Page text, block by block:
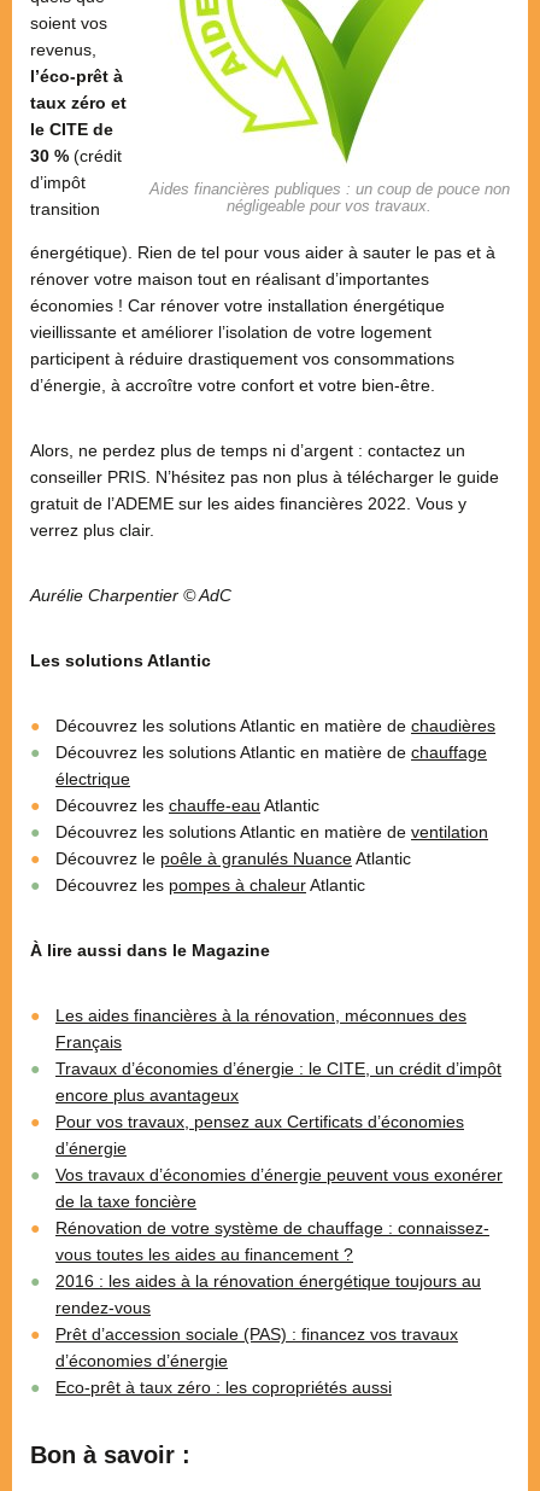
Aides financières publiques : un coup de pouce non
négligeable pour vos travaux.
soient vos
revenus,
l’éco-prêt à
taux zéro et
le CITE de
30 % (crédit
d’impôt
transition
énergétique). Rien de tel pour vous aider à sauter le pas et à
rénover votre maison tout en réalisant d’importantes
économies ! Car rénover votre installation énergétique
vieillissante et améliorer l’isolation de votre logement
participent à réduire drastiquement vos consommations
d’énergie, à accroître votre confort et votre bien-être.
Alors, ne perdez plus de temps ni d’argent : contactez un
conseiller PRIS. N’hésitez pas non plus à télécharger le guide
gratuit de l’ADEME sur les aides financières 2022. Vous y
verrez plus clair.
Aurélie Charpentier © AdC
Les solutions Atlantic
Découvrez les solutions Atlantic en matière de chaudières
Découvrez les solutions Atlantic en matière de chauffage
électrique
Découvrez les chauffe-eau Atlantic
Découvrez les solutions Atlantic en matière de ventilation
Découvrez le poêle à granulés NuanceAtlantic
Découvrez les pompes à chaleurAtlantic
À lire aussi dans le Magazine
Les aides financières à la rénovation, méconnues des
Français
Travaux d’économies d’énergie : le CITE, un crédit d’impôt
encore plus avantageux
Pour vos travaux, pensez aux Certificats d’économies
d’énergie
Vos travaux d’économies d’énergie peuvent vous exonérer
de la taxe foncière
Rénovation de votre système de chauffage : connaissez-
vous toutes les aides au financement ?
2016 : les aides à la rénovation énergétique toujours au
rendez-vous
Prêt d’accession sociale (PAS) : financez vos travaux
d’économies d’énergie
Eco-prêt à taux zéro : les copropriétés aussi
Bon à savoir :